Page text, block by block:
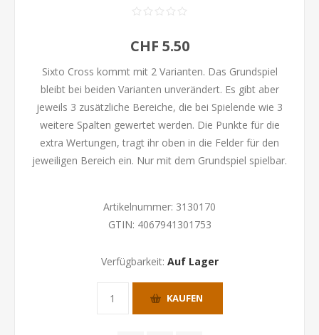
CHF 5.50
Sixto Cross kommt mit 2 Varianten. Das Grundspiel
bleibt bei beiden Varianten unverändert. Es gibt aber
jeweils 3 zusätzliche Bereiche, die bei Spielende wie 3
weitere Spalten gewertet werden. Die Punkte für die
extra Wertungen, tragt ihr oben in die Felder für den
jeweiligen Bereich ein. Nur mit dem Grundspiel spielbar.
Artikelnummer: 3130170
GTIN: 4067941301753
Verfügbarkeit: Auf Lager
KAUFEN